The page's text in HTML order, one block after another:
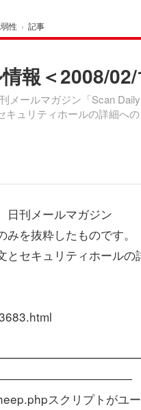
性 › 記事
報＜2008/02/
メールマガジン「Scan
キュリティホールの詳細へ
日刊メールマガジン
を抜粋したものです。
セキュリティホールの
スクリプトがユ